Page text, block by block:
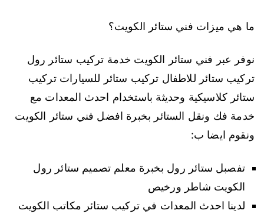
ما هي ميزات فني ستائر الكويت؟
نوفر عبر فني ستائر الكويت خدمة تركيب ستائر رول
تركيب ستائر للاطفال تركيب ستائر للسيارات تركيب
ستائر كلاسيكية وحديثة باستخدام احدث المعدات مع
خدمة فك ونقل الستائر بخبرة افضل فني ستائر الكويت
ونقوم ايضا ب:
تفصبل ستائر رول بخبرة معلم تصميم ستائر رول
الكويت شاطر ورخيص
لدينا احدث المعدات في تركيب ستائر مكاتب الكويت